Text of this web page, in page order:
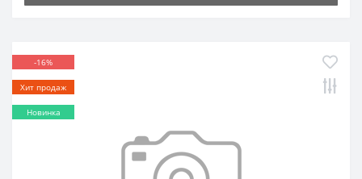
-16%
Хит продаж
Новинка